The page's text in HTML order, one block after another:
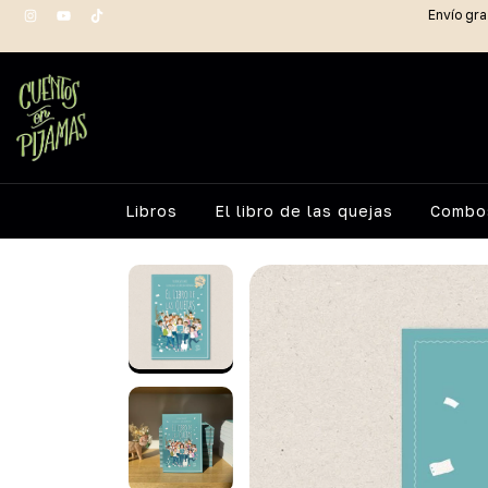
Envío
Libros El libro de las quejas